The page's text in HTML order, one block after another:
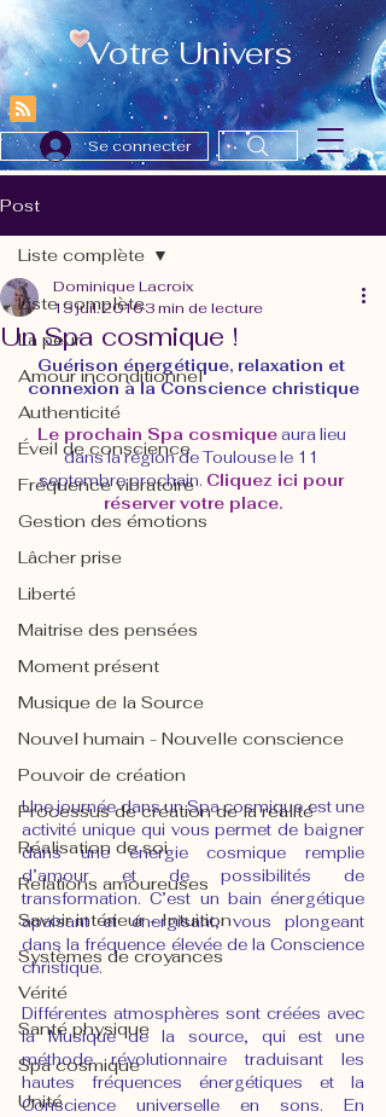
Votre Univers
Se connecter
Post
Liste complète
La peur
Amour inconditionnel
Authenticité
Éveil de conscience
Fréquence vibratoire
Gestion des émotions
Lâcher prise
Liberté
Maitrise des pensées
Moment présent
Musique de la Source
Nouvel humain - Nouvelle conscience
Pouvoir de création
Processus de création de la réalité
Réalisation de soi
Relations amoureuses
Savoir intérieur - Intuition
Systèmes de croyances
Vérité
Santé physique
Spa cosmique
Unité
Liste complète
Un Spa cosmique !
Dominique Lacroix
13 juil. 20163 min de lecture
Guérison énergétique, relaxation et
connexion à la Conscience christique
Le prochain Spa cosmique aura lieu
dans la région de Toulouse le 11
septembre prochain. Cliquez ici pour
réserver votre place.
Une journée dans un Spa cosmique est une
activité unique qui vous permet de baigner
dans une énergie cosmique remplie
d’amour et de possibilités de
transformation. C’est un bain énergétique
apaisant et énergisant, vous plongeant
dans la fréquence élevée de la Conscience
christique.
Différentes atmosphères sont créées avec
la Musique de la source, qui est une
méthode révolutionnaire traduisant les
hautes fréquences énergétiques et la
Conscience universelle en sons. En